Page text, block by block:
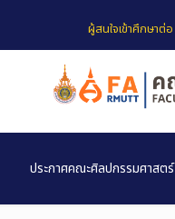
ผู้สนใจเข้าศึกษาต่อ
ประกาศคณะศิลปกรรมศาสตร์